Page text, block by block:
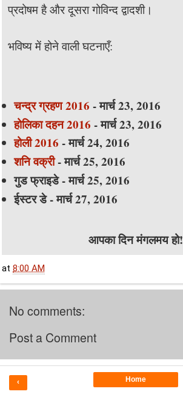
प्रदोषम है और दूसरा गोविन्द द्वादशी।
भविष्य में होने वाली घटनाएँ:
चन्द्र ग्रहण 2016 - मार्च 23, 2016
होलिका दहन 2016 - मार्च 23, 2016
होली 2016 - मार्च 24, 2016
शनि वक्री- मार्च 25, 2016
गुड फ्राइडे - मार्च 25, 2016
ईस्टर डे - मार्च 27, 2016
आपका दिन मंगलमय हो!
at 8:00 AM
No comments:
Post a Comment
‹ Home